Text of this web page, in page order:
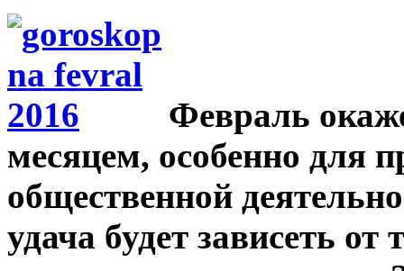
Февраль
месяцем, особенно для
общественной
удача будет зависеть